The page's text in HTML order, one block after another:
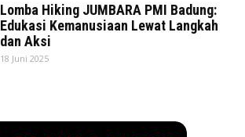
Lomba Hiking JUMBARA PMI Badung:
Edukasi Kemanusiaan Lewat Langkah
dan Aksi
18 Juni 2025